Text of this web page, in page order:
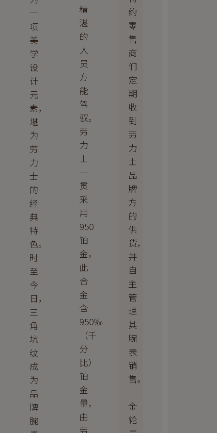
一
项
美
学
设
计
元
素，
堪
为
劳
力
士
的
经
典
特
色。
时
至
今
日，
三
角
坑
纹
成
为
品
牌
腕
精
湛
的
人
员
方
能
驾
驭。
劳
力
士
一
贯
采
用
950
铂
金，
此
合
金
含
950‰
（千
分
比）
铂
金
量，
由
劳
约
零
售
商
们
定
期
收
到
劳
力
士
品
牌
方
的
供
货，
并
自
主
管
理
其
腕
表
销
售。
金
轮